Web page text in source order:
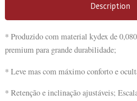
Description
* Produzido com material kydex de
premium para grande durabilidade;
* Leve mas com máximo conforto e
* Retenção e inclinação ajustáveis;